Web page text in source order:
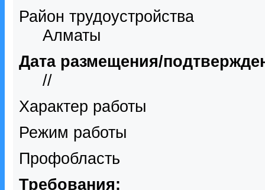
Район трудоустройства
Алматы
Дата размещения/
//
Характер работы
Режим работы
Профобласть
Требования: